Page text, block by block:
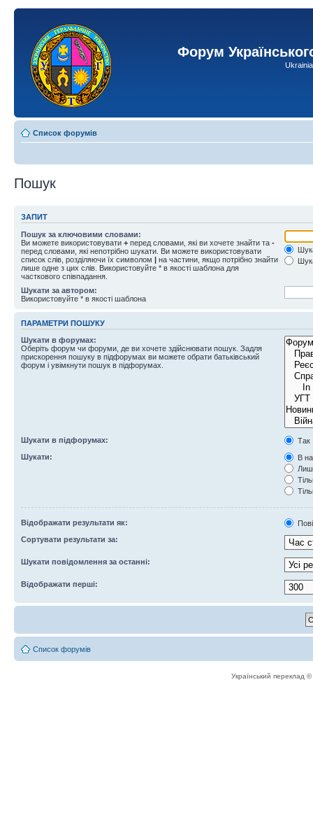
Форум
Список форумів
Пошук
ЗАПИТ
Пошук за ключовими словами:
Ви можете використовувати + перед словами, які ви хочете знайти та -
перед словами, які непотрібно шукати. Ви можете використовувати
список слів, розділяючи їх символом | на частини, якщо потрібно знайти
лише одне з цих слів. Використовуйте * в якості шаблона для
часткового співпадання.
Шукати за автором:
Використовуйте * в якості шаблона
ПАРАМЕТРИ ПОШУКУ
Шукати в форумах:
Оберіть форум чи форуми, де ви хочете здійснювати пошук. Задля
прискорення пошуку в підфорумах ви можете обрати батьківський
форум і увімкнути пошук в підфорумах.
Шукати в підфорумах:
Так
Шукати:
В
Відображати результати як:
Сортувати результати за:
Шукати повідомлення за останні:
Відображати перші:
Список форумів
Український переклад